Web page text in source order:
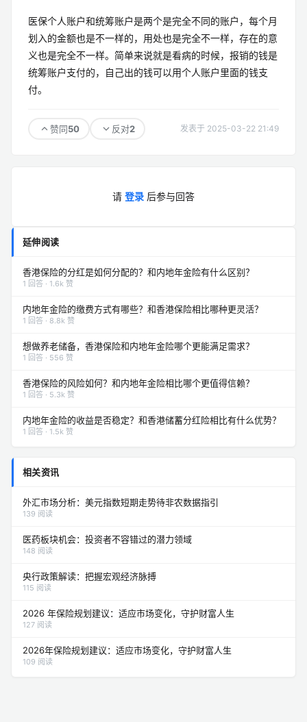
医保个人账户和统筹账户是两个是完全不同的账户，每个月
划入的金额也是不一样的，用处也是完全不一样，存在的意
义也是完全不一样。简单来说就是看病的时候，报销的钱是
统筹账户支付的，自己出的钱可以用个人账户里面的钱支
付。
赞同50 反对2 发表于 2025-03-22 21:49
请 登录 后参与回答
延伸阅读
香港保险的分红是如何分配的？和内地年金险有什么区别？
1 回答 · 1.6k 赞
内地年金险的缴费方式有哪些？和香港保险相比哪种更灵活？
1 回答 · 8.8k 赞
想做养老储备，香港保险和内地年金险哪个更能满足需求？
1 回答 · 556 赞
香港保险的风险如何？和内地年金险相比哪个更值得信赖？
1 回答 · 5.3k 赞
内地年金险的收益是否稳定？和香港储蓄分红险相比有什么优势？
1 回答 · 1.5k 赞
相关资讯
外汇市场分析：美元指数短期走势待非农数据指引
139 阅读
医药板块机会：投资者不容错过的潜力领域
148 阅读
央行政策解读：把握宏观经济脉搏
115 阅读
2026 年保险规划建议：适应市场变化，守护财富人生
127 阅读
2026年保险规划建议：适应市场变化，守护财富人生
109 阅读